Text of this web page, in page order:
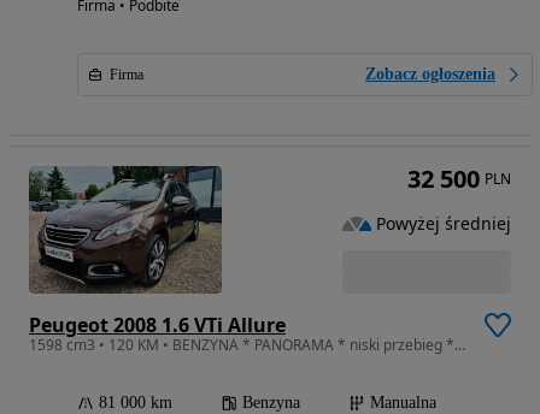
Firma • Podbite
Firma Zobacz ogłoszenia
Peugeot 2008 1.6 VTi Allure
1598 cm3 • 120 KM • BENZYNA * PANORAMA * niski przebieg * SUPER * okazja * polecamy
81 000 km Benzyna
Manualna
32 500 PLN
Powyżej średniej